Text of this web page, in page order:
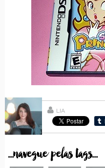
LIA
...navegue pelas tags...